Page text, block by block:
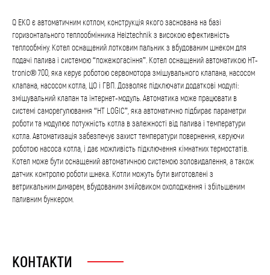
Q EKO є автоматичним котлом, конструкція якого заснована на базі
горизонтального теплообмінника Heiztechnik з високою ефективність
теплообміну. Котел оснащений лотковим пальник з вбудованим шнеком для
подачі палива і системою “пожежогасіння”. Котел оснащений автоматикою HT-
tronic® 700, яка керує роботою сервомотора змішувального клапана, насосом
клапана, насосом котла, ЦО і ГВП. Дозволяє підключати додаткові модулі:
змішувальний клапан та інтернет-модуль. Автоматика може працювати в
системі саморегулювання “HT LOGIC”, яка автоматично підбирає параметри
роботи та модулює потужність котла в залежності від палива і температури
котла. Автоматизація забезпечує захист температури повернення, керуючи
роботою насоса котла, і дає можливість підключення кімнатних термостатів.
Котел може бути оснащений автоматичною системою золовидалення, а також
датчик контролю роботи шнека. Котли можуть бути виготовлені з
ветрикальним димарем, вбудованим змійовиком охолодження і збільшеним
паливним бункером.
КОНТАКТИ